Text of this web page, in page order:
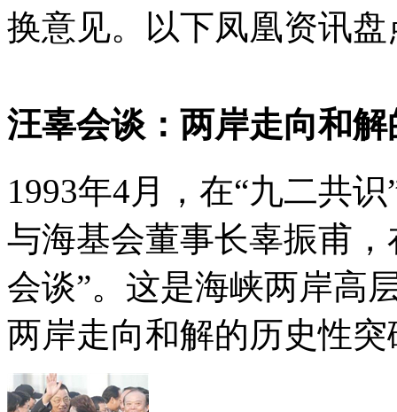
换意见。以下凤凰资讯
汪辜会谈：两岸走向和
1993年4月，在“九二共
与海基会董事长辜振甫
会谈”。这是海峡两岸高
两岸走向和解的历史性突